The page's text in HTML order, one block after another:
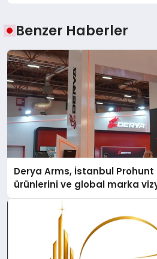
Benzer Haberler
Derya Arms, İstanbul Prohunt
ürünlerini ve global marka